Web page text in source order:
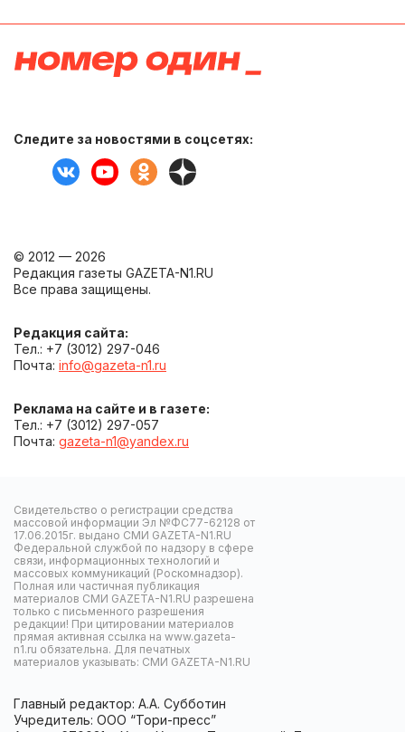
Следите за новостями в соцсетях:
© 2012 — 2026
Редакция газеты GAZETA-N1.RU
Все права защищены.
Редакция сайта:
Тел.: +7 (3012) 297-046
Почта: info@gazeta-n1.ru
Реклама на сайте и в газете:
Тел.: +7 (3012) 297-057
Почта: gazeta-n1@yandex.ru
Свидетельство о регистрации средства
массовой информации Эл №ФС77-62128 от
17.06.2015г. выдано СМИ GAZETA-N1.RU
Федеральной службой по надзору в сфере
связи, информационных технологий и
массовых коммуникаций (Роскомнадзор).
Полная или частичная публикация
материалов СМИ GAZETA-N1.RU разрешена
только с письменного разрешения
редакции! При цитировании материалов
прямая активная ссылка на www.gazeta-
n1.ru обязательна. Для печатных
материалов указывать: СМИ GAZETA-N1.RU
Главный редактор: А.А. Субботин
Учредитель: ООО “Тори-пресс”